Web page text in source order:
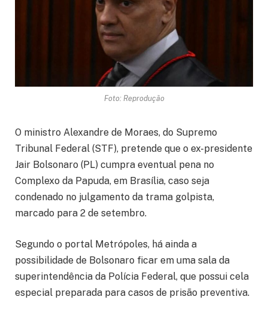
Foto: Reprodução
O ministro Alexandre de Moraes, do Supremo
Tribunal Federal (STF), pretende que o ex-presidente
Jair Bolsonaro (PL) cumpra eventual pena no
Complexo da Papuda, em Brasília, caso seja
condenado no julgamento da trama golpista,
marcado para 2 de setembro.
Segundo o portal Metrópoles, há ainda a
possibilidade de Bolsonaro ficar em uma sala da
superintendência da Polícia Federal, que possui cela
especial preparada para casos de prisão preventiva.